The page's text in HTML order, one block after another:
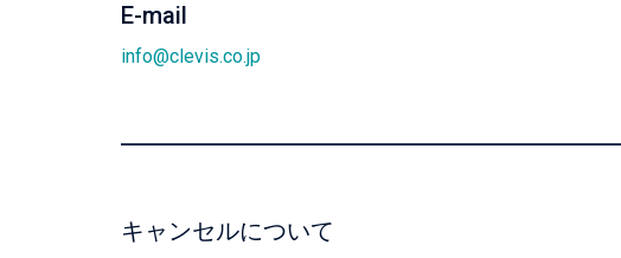
E-mail
info@clevis.co.jp
キャンセルについて